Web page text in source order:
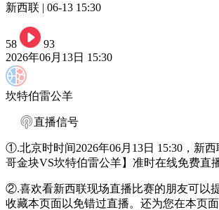
新西联 | 06-13 15:30
58
93
2026年06月13日 15:30
坎特伯雷公羊
直播信号
①.北京时时间2026年06月13日 15:30，新
哥金块VS坎特伯雷公羊】准时在线免费直播
②.喜欢看新西联现场直播比赛的朋友可以
收藏本页面以免错过直播。还为您在本页